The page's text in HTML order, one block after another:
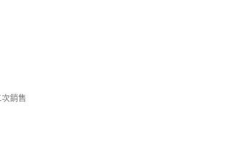
銷售